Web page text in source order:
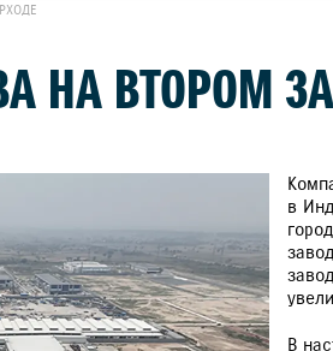
ЗАПЧАСТИ И
ПРОДУКЦИЯ SUZUTEC
КУЗОВНЫЕ ЗАПЧАСТИ И РЕМОНТ
УЗНАТЬ СТОИМОСТЬ ДЕТАЛИ
ТРЕЙД-ИН
НА ВТОРОМ
в
В